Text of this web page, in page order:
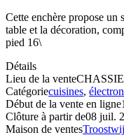
Cette enchère propose un
table et la décoration,
pied 16\
Détails
Lieu de la vente
Catégoriecuisines,
Début de la vente en ligne
Clôture à partir de08 juil.
Maison de ventes